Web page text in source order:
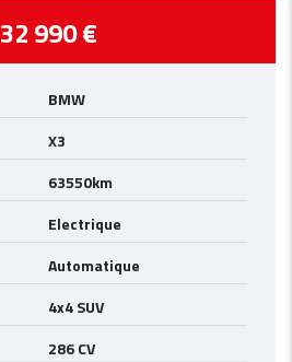
32 990 €
BMW
X3
63550km
Electrique
Automatique
4x4 SUV
286 CV